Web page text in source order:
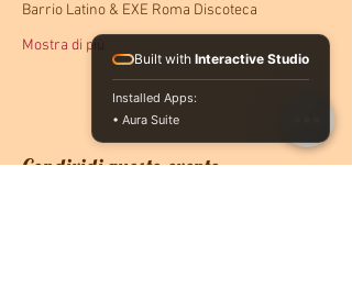
Barrio Latino & EXE Roma Discoteca
Mostra di più
Condividi questo evento
Built with Interactive Studio
Installed Apps:
• Aura Suite